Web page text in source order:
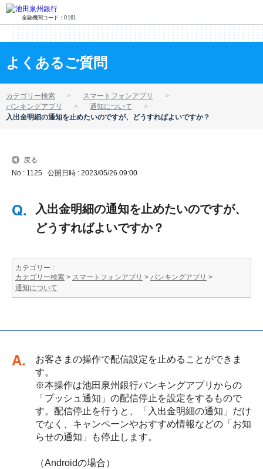
金融機関コード：0161
よくあるご質問
カテゴリー検索
スマートフォンアプリ
バンキングアプリ
通知について
入出金明細の通知を止めたいのですが、どうすればよいですか？
戻る
No : 1125 公開日時 : 2023/05/26 09:00
入出金明細の通知を止めたいのですが、
どうすればよいですか？
カテゴリー :
カテゴリー検索 > スマートフォンアプリ > バンキングアプリ >
通知について
回答
お客さまの操作で配信設定を止めることができま
す。
※本操作は池田泉州銀行バンキングアプリからの
「プッシュ通知」の配信停止を設定をするもので
す。配信停止を行うと、「入出金明細の通知」だけ
でなく、キャンペーンやおすすめ情報などの「お知
らせの通知」も停止します。
（Androidの場合）